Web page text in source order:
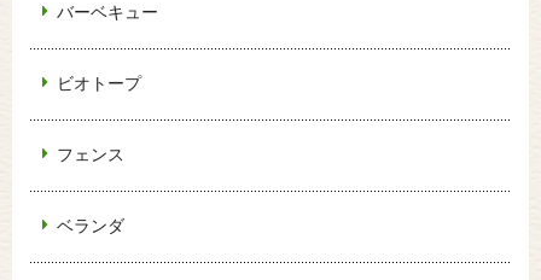
バーベキュー
ビオトープ
フェンス
ベランダ